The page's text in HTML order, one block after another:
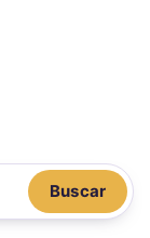
Buscar